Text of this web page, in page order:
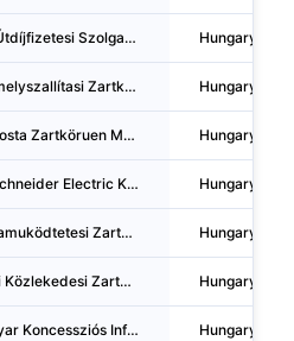
Nemzeti Útdíjfizetesi Szolgaltató Zartköruen Muködö Reszvenytarsasag Hungary
Máv Szemelyszallítasi Zartköruen Muködö Reszvenytarsasag Hungary
Magyar Posta Zartköruen Muködö Reszvenytarsasag Hungary
Se-Cee Schneider Electric Közep-Kelet Európai Korlatolt Felelössegu Tarsasag Hungary
Máv Palyamuködtetesi Zartköruen Muködö Reszvenytarsasag Hungary
Budapesti Közlekedesi Zartköruen Muködö Reszvenytarsasag Hungary
Mkif Magyar Koncessziós Infrastruktúra Fejlesztö Zartköruen Muködö Reszvenytarsasag Hungary